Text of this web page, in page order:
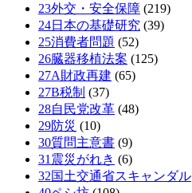
23外交・安全保障 (219)
24日本の基礎研究 (39)
25消費者問題 (52)
26臓器移植法案 (125)
27A財政再建 (65)
27B税制 (37)
28自民党改革 (48)
29防災 (10)
30質問主意書 (9)
31震災がれき (6)
32国土交通省スキャンダル